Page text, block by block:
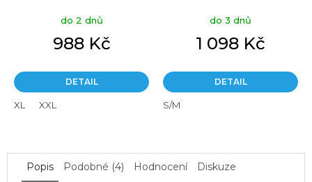
do 2 dnů
988 Kč
DETAIL
XL XXL
do 3 dnů
1 098 Kč
DETAIL
S/M
Popis Podobné (4) Hodnocení Diskuze